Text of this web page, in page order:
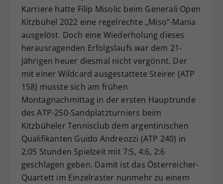
Karriere hatte Filip Misolic beim Generali Open
Kitzbühel 2022 eine regelrechte „Miso“-Mania
ausgelöst. Doch eine Wiederholung dieses
herausragenden Erfolgslaufs war dem 21-
Jährigen heuer diesmal nicht vergönnt. Der
mit einer Wildcard ausgestattete Steirer (ATP
158) musste sich am frühen
Montagnachmittag in der ersten Hauptrunde
des ATP-250-Sandplatzturniers beim
Kitzbüheler Tennisclub dem argentinischen
Qualifikanten Guido Andreozzi (ATP 240) in
2:05 Stunden Spielzeit mit 7:5, 4:6, 2:6
geschlagen geben. Damit ist das Österreicher-
Quartett im Einzelraster nunmehr zu einem
Zweck
Dieser Wert speichert Ihre Consent-
Einstellungen. Unter anderem eine
zufällig generierte ID, für die
historische Speicherung Ihrer
vorgenommen Einstellungen, falls der
Webseiten-Betreiber dies eingestellt
hat.